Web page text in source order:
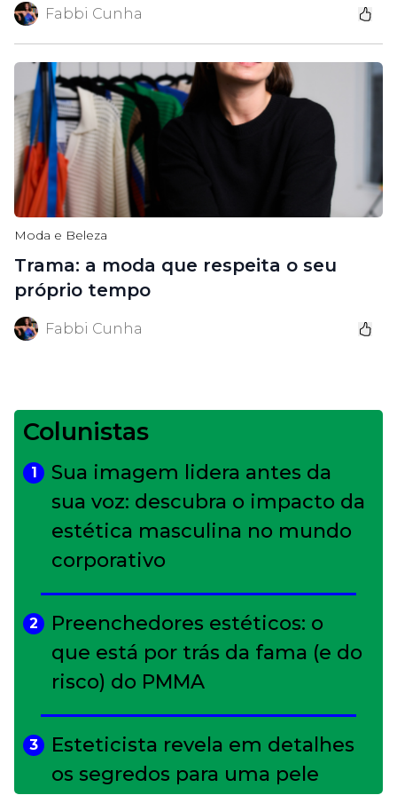
Fabbi Cunha
Moda e Beleza
Trama: a moda que respeita o seu
próprio tempo
Fabbi Cunha
Colunistas
1
Sua imagem lidera antes da
sua voz: descubra o impacto da
estética masculina no mundo
corporativo
2
Preenchedores estéticos: o
que está por trás da fama (e do
risco) do PMMA
3
Esteticista revela em detalhes
os segredos para uma pele